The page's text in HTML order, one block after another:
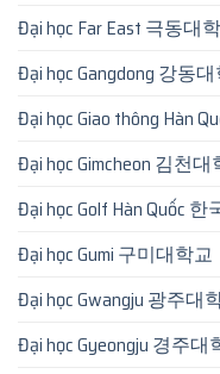
Đại học Far East 극동대
Đại học Gangdong 강동
Đại học Giao thông Hàn
Đại học Gimcheon 김천대
Đại học Golf Hàn Quốc
Đại học Gumi 구미대학교
Đại học Gwangju 광주대
Đại học Gyeongju 경주대